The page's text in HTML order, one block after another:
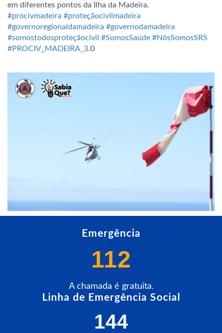
em diferentes pontos da Ilha da Madeira.
#procivmadeira #proteçãocivilmadeira
#governoregionaldamadeira #governodamadeira
#somostodosproteçãocivil #SomosSaúde #NósSomosSRS
#PROCIV_MADEIRA_3.0
Emergência
112
A chamada é gratuita.
Linha de Emergência Social
144